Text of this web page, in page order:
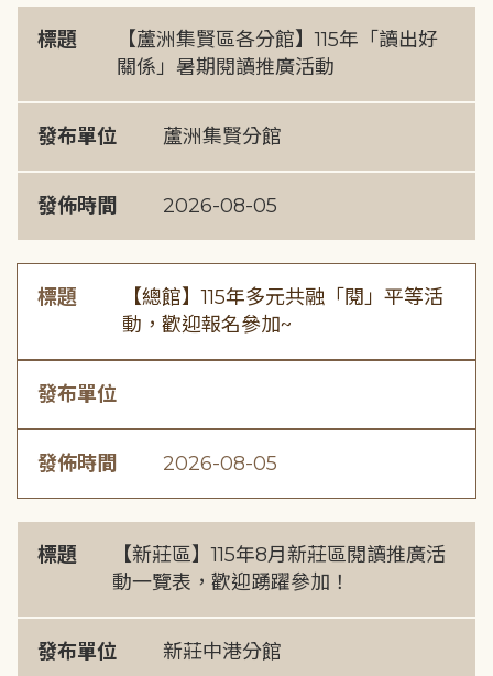
標題
【蘆洲集賢區各分館】115年「讀出好
關係」暑期閱讀推廣活動
發布單位 蘆洲集賢分館
發佈時間 2026-08-05
標題
【總館】115年多元共融「閱」平等活
動，歡迎報名參加~
發布單位
發佈時間 2026-08-05
標題
【新莊區】115年8月新莊區閱讀推廣活
動一覽表，歡迎踴躍參加！
發布單位 新莊中港分館